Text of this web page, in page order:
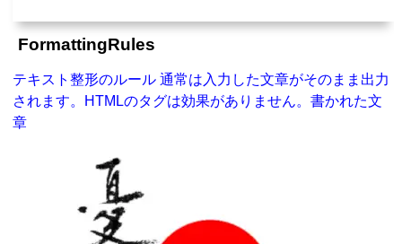
FormattingRules
テキスト整形のルール 通常は入力した文章がそのまま出力
されます。HTMLのタグは効果がありません。書かれた文
章